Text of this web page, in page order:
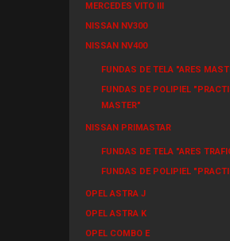
MERCEDES VITO III
NISSAN NV300
NISSAN NV400
FUNDAS DE TELA "ARES
FUNDAS DE POLIPIEL
MASTER"
NISSAN PRIMASTAR
FUNDAS DE TELA "ARES
FUNDAS DE POLIPIEL
OPEL ASTRA J
OPEL ASTRA K
OPEL COMBO E